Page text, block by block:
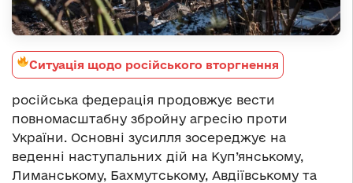
Ситуація щодо російського вторгнення
російська федерація продовжує вести
повномасштабну збройну агресію проти
України. Основні зусилля зосереджує на
веденні наступальних дій на Куп’янському,
Лиманському, Бахмутському, Авдіївському та